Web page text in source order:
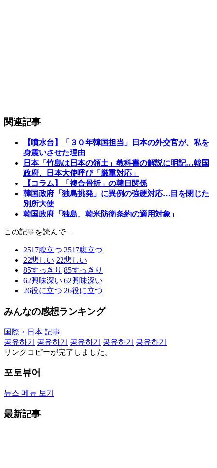
関連記事
【噴水台】「３０年韓国担当」日本の外交官が、私を
身震いさせた理由
日本「竹島は日本の領土」教科書の解説に明記…韓国
政府、日本大使呼び「厳重対応」
【コラム】「複合骨折」の韓日関係
韓国政府「独島挑発」に異例の強硬対応…目を閉じた
別所大使
韓国政府「独島、韓米防衛条約の適用対象」
この記事を読んで…
2517腹立つ 2517腹立つ
22悲しい 22悲しい
85すっきり 85すっきり
62興味深い 62興味深い
26役に立つ 26役に立つ
みんなの感想ランキング
国際・日本 記事
공유하기
공유하기 공유하기 공유하기
공유하기
リンクコピーが完了しました。
포토뷰어
뉴스 메뉴 보기
最新記事